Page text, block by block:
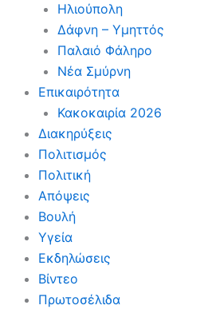
Ηλιούπολη
Δάφνη – Υμηττός
Παλαιό Φάληρο
Νέα Σμύρνη
Επικαιρότητα
Κακοκαιρία 2026
Διακηρύξεις
Πολιτισμός
Πολιτική
Απόψεις
Βουλή
Υγεία
Εκδηλώσεις
Βίντεο
Πρωτοσέλιδα